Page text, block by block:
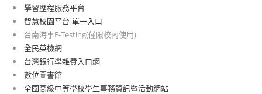
學習歷程服務平台
智慧校園平台-單一入口
台南海事E-Testing(僅限校內使用)
全民英檢網
台灣銀行學雜費入口網
數位圖書館
全國高級中等學校學生事務資訊暨活動網站